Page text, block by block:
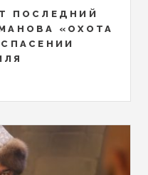
ПОСЛЕДНИЙ
«ОХОТА